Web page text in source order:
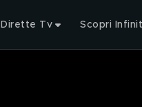
Dirette Tv Scopri